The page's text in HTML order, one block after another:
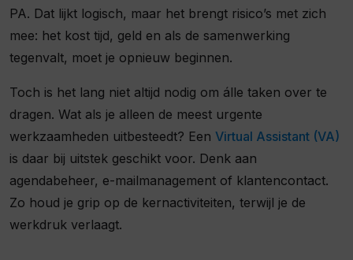
PA. Dat lijkt logisch, maar het brengt risico’s met zich
mee: het kost tijd, geld en als de samenwerking
tegenvalt, moet je opnieuw beginnen.
Toch is het lang niet altijd nodig om álle taken over te
dragen. Wat als je alleen de meest urgente
werkzaamheden uitbesteedt? Een Virtual Assistant (VA)
is daar bij uitstek geschikt voor. Denk aan
agendabeheer, e-mailmanagement of klantencontact.
Zo houd je grip op de kernactiviteiten, terwijl je de
werkdruk verlaagt.